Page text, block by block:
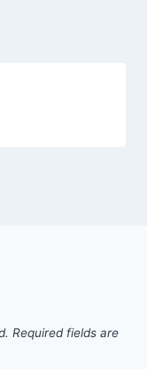
Required fields are